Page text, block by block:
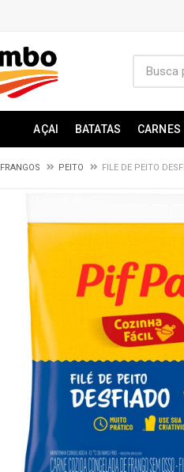
AÇAI BATATAS CARNES
FRANGOS PEITO FILE DE PEITO